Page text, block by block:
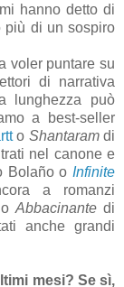
hanno detto di
più di un sospiro
voler puntare su
di narrativa
lunghezza può
a best-seller
o Shantaramdi
nel canone e
Bolaño o Infinite
a romanzi
Abbacinante di
anche grandi
mesi? Se sì,